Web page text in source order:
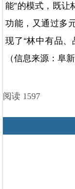
能”的模式，既让
功能，又通过多
现了“林中有品、
（信息来源：阜
阅读 1597